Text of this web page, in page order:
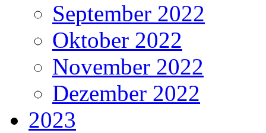
September 2022
Oktober 2022
November 2022
Dezember 2022
2023